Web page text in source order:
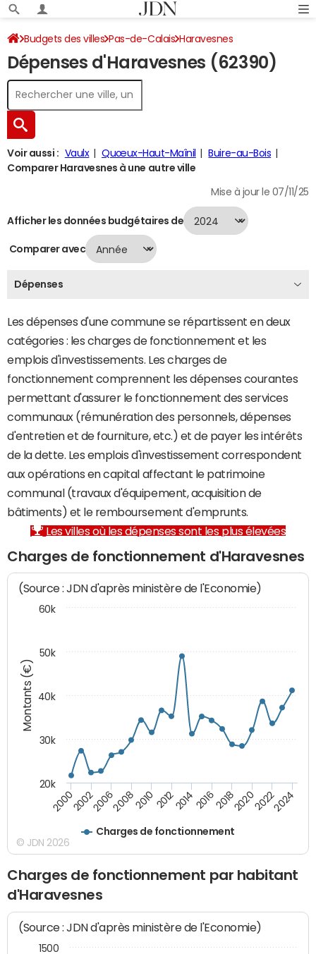
Budgets des villes Pas-de-Calais Haravesnes
Dépenses 2024
Dépenses d'Haravesnes (62390)
Voir aussi : Vaulx Quœux-Haut-Maînil
Buire-au-Bois
Comparer Haravesnes à une autre ville
Mise à jour le 07/11/25
Afficher les données budgétaires de
Comparer avec
Dépenses
Les dépenses d'une commune se répartissent en deux
catégories : les charges de fonctionnement et les
emplois d'investissements. Les charges de
fonctionnement comprennent les dépenses courantes
permettant d'assurer le fonctionnement des services
communaux (rémunération des personnels, dépenses
d'entretien et de fourniture, etc.) et de payer les intérêts
de la dette. Les emplois d'investissement correspondent
aux opérations en capital affectant le patrimoine
communal (travaux d'équipement, acquisition de
bâtiments) et le remboursement d'emprunts.
Les villes où les dépenses sont les plus élevées
Charges de fonctionnement d'Haravesnes
Montants (€)
(Source : JDN d'après ministère de l'Economie)
Charges de fonctionnement
20002002200620082010 2012201420162018202020222024
20k
30k
40k
50k
60k
© JDN 2026
Charges de fonctionnement par habitant
d'Haravesnes
(Source : JDN d'après ministère de l'Economie)
1500